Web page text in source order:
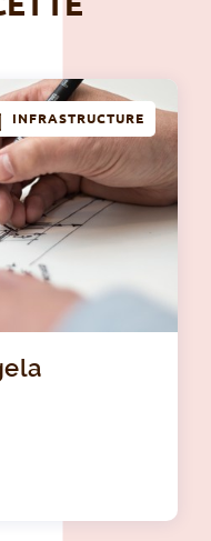
INFRASTRUCTURE